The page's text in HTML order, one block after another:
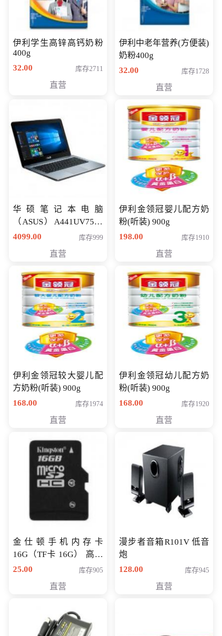
伊利学生高锌高钙奶粉
400g
32.00
库存2711
直营
伊利中老年营养(方便装)
奶粉400g
32.00
库存1728
直营
华硕笔记本电脑
（ASUS）A441UV7500
顽石（7代i7-7500U 4G
4099.00 库存999
直营
伊利金领冠婴儿配方奶
粉(听装) 900g
198.00
库存1910
直营
伊利金领冠较大婴儿配
方奶粉(听装) 900g
168.00
库存1974
直营
伊利金领冠幼儿配方奶
粉(听装) 900g
168.00
库存1920
直营
金仕顿手机内存卡
16G（TF卡 16G） 高速
卡 CLASS 10
25.00 库存905
直营
漫步者音箱R101V 低音
炮
128.00
库存945
直营